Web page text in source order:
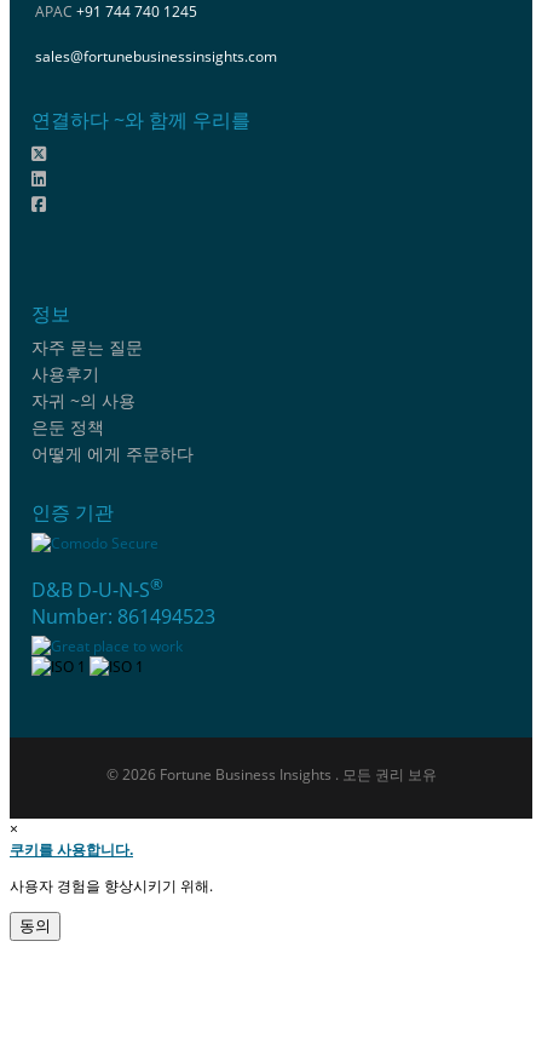
APAC +91 744 740 1245
sales@fortunebusinessinsights.com
연결하다 ~와 함께 우리를
정보
자주 묻는 질문
사용후기
자귀 ~의 사용
은둔 정책
어떻게 에게 주문하다
인증 기관
D&B D-U-N-S®
Number: 861494523
© 2026 Fortune Business Insights . 모든 권리 보유
×
쿠키를 사용합니다.
사용자 경험을 향상시키기 위해.
동의